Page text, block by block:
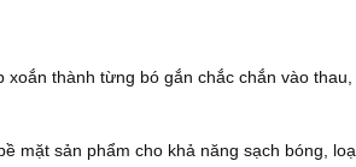
thành từng bó gắn chắc chắn vào
mặt sản phẩm cho khả năng sạch bóng,